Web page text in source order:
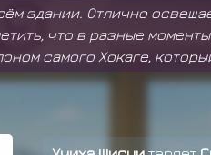
здании. Отлично
что в разные
самого Хокаге,